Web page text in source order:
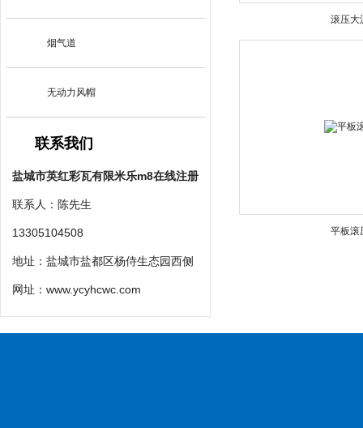
烟气道
无动力风帽
联系我们
盐城市英红彩瓦有限米乐m8在线注册
联系人：陈先生
13305104508
地址：盐城市盐都区杨侍生态园西侧
网址： www.ycyhcwc.com
滚压大
平板滚